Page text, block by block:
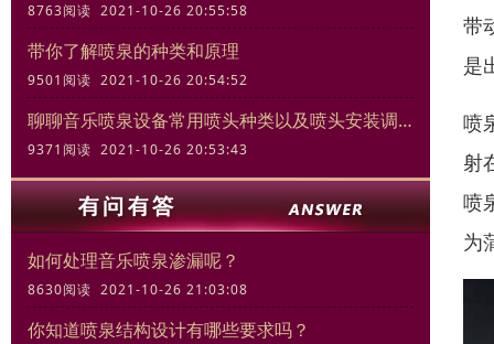
8763阅读 2021-10-26 20:55:58
带你了解喷泉的种类和原理
9501阅读 2021-10-26 20:54:52
聊聊音乐喷泉设备常用喷头种类以及喷头安装调试规范
9371阅读 2021-10-26 20:53:43
如何处理音乐喷泉渗漏呢？
8630阅读 2021-10-26 21:03:08
你知道喷泉结构设计有哪些要求吗？
带
是
喷
射
喷
为